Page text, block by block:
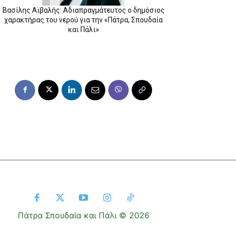
Βασίλης Αϊβαλής: Αδιαπραγμάτευτος ο δημόσιος
χαρακτήρας του νερού για την «Πάτρα, Σπουδαία
και Πάλι»
Πάτρα Σπουδαία και Πάλι © 2026